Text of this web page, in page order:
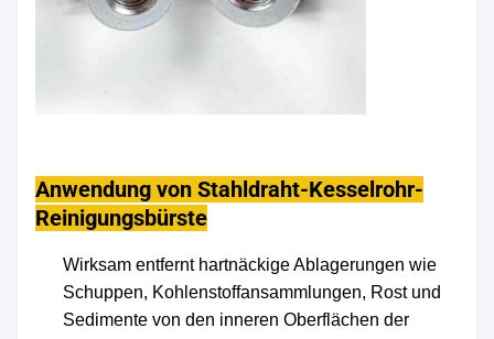
Anwendung von Stahldraht-Kesselrohr-
Reinigungsbürste
Wirksam entfernt hartnäckige Ablagerungen wie
Schuppen, Kohlenstoffansammlungen, Rost und
Sedimente von den inneren Oberflächen der